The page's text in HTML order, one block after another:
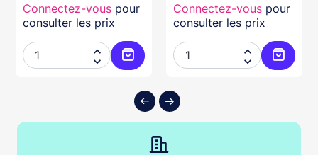
au panier
Connectez-vous pour
consulter les prix


Ajouter au panier
Connectez-vous pour
consulter les prix

